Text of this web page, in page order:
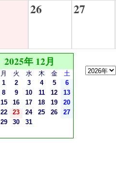
26 27
2025年 12月
月 火 水 木 金
土
1
2 3 4 5
6
8 9 10 11 12
13
15 16 17 18 19
20
22 23 24 25 26
27
29 30 31